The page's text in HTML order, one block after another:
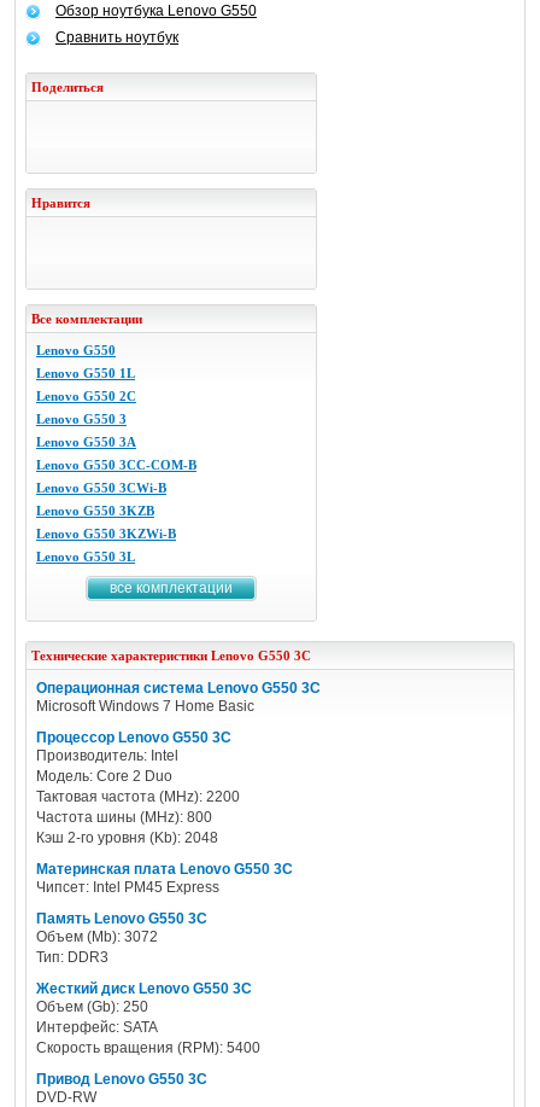
Обзор ноутбука Lenovo G550
Сравнить ноутбук
Поделиться
Нравится
Все комплектации
Lenovo G550
Lenovo G550 1L
Lenovo G550 2C
Lenovo G550 3
Lenovo G550 3A
Lenovo G550 3CC-COM-B
Lenovo G550 3CWi-B
Lenovo G550 3KZB
Lenovo G550 3KZWi-B
Lenovo G550 3L
все комплектации
Технические характеристики Lenovo G550 3C
Операционная система Lenovo G550 3C
Microsoft Windows 7 Home Basic
Процессор Lenovo G550 3C
Производитель: Intel
Модель: Core 2 Duo
Тактовая частота (MHz): 2200
Частота шины (MHz): 800
Кэш 2-го уровня (Kb): 2048
Материнская плата Lenovo G550 3C
Чипсет: Intel PM45 Express
Память Lenovo G550 3C
Объем (Mb): 3072
Тип: DDR3
Жесткий диск Lenovo G550 3C
Объем (Gb): 250
Интерфейс: SATA
Скорость вращения (RPM): 5400
Привод Lenovo G550 3C
DVD-RW